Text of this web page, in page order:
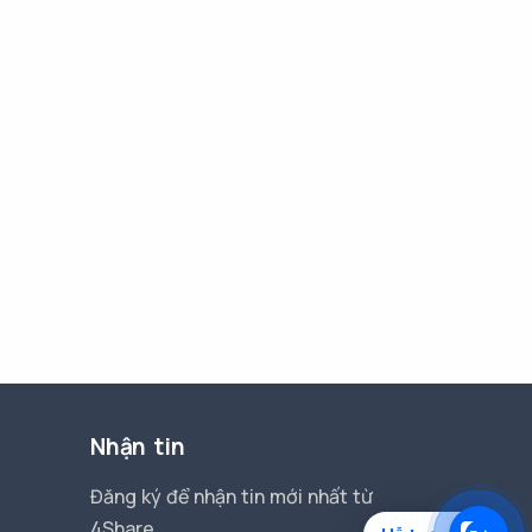
Nhận tin
Đăng ký để nhận tin mới nhất từ